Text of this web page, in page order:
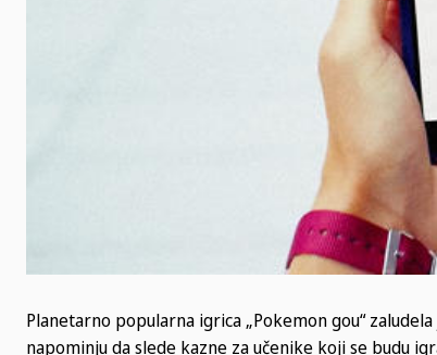
Planetarno popularna igrica „Pokemon gou“
napominju da slede kazne za učenike koji se budu